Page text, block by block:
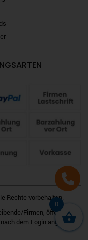
Rechte vorbehalten.
Firmen, öffentliche
dem Login angezeigt.
0